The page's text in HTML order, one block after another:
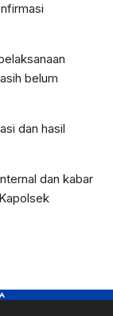
belum
dan hasil
dan kabar